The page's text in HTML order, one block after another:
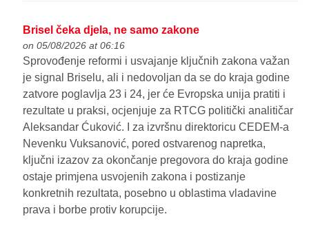
Brisel čeka djela, ne samo zakone
on 05/08/2026 at 06:16
Sprovođenje reformi i usvajanje ključnih zakona važan
je signal Briselu, ali i nedovoljan da se do kraja godine
zatvore poglavlja 23 i 24, jer će Evropska unija pratiti i
rezultate u praksi, ocjenjuje za RTCG politički analitičar
Aleksandar Ćuković. I za izvršnu direktoricu CEDEM-a
Nevenku Vuksanović, pored ostvarenog napretka,
ključni izazov za okončanje pregovora do kraja godine
ostaje primjena usvojenih zakona i postizanje
konkretnih rezultata, posebno u oblastima vladavine
prava i borbe protiv korupcije.